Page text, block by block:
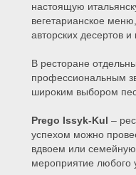
настоящую
вегетарианское
авторских десертов
В ресторане
профессиональным
широким выбором
Prego Issyk-Kul –
успехом можно
вдвоем или семейную
мероприятие любого